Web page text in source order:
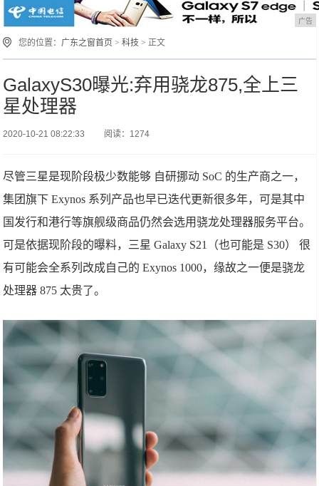
广告
您的位置： 广东之窗首页 >科技 > 正文
GalaxyS30曝光:弃用骁龙875,全上三
星处理器
2020-10-21 08:22:33 阅读：1274
尽管三星是现阶段极少数能够 自研挪动 SoC 的生产商之一，
集团旗下 Exynos 系列产品也早已迭代更新很多年，可是其中
国发行和港行等旗舰级商品仍然会选用骁龙处理器服务平台。
可是依据现阶段的曝料，三星 Galaxy S21（也可能是 S30） 很
有可能会全系列改成自己的 Exynos 1000，缘故之一便是骁龙
处理器 875 太贵了。